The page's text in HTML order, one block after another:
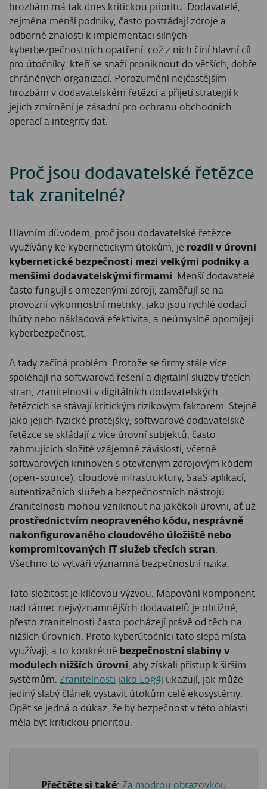
hrozbám má tak dnes kritickou prioritu. Dodavatelé,
zejména menší podniky, často postrádají zdroje a
odborné znalosti k implementaci silných
kyberbezpečnostních opatření, což z nich činí hlavní cíl
pro útočníky, kteří se snaží proniknout do větších, dobře
chráněných organizací. Porozumění nejčastějším
hrozbám v dodavatelském řetězci a přijetí strategií k
jejich zmírnění je zásadní pro ochranu obchodních
operací a integrity dat.
Proč jsou dodavatelské řetězce
tak zranitelné?
Hlavním důvodem, proč jsou dodavatelské řetězce
využívány ke kybernetickým útokům, je rozdíl v úrovni
kybernetické bezpečnosti mezi velkými podniky a
menšími dodavatelskými firmami. Menší dodavatelé
často fungují s omezenými zdroji, zaměřují se na
provozní výkonnostní metriky, jako jsou rychlé dodací
lhůty nebo nákladová efektivita, a neúmyslně opomíjejí
kyberbezpečnost.
A tady začíná problém. Protože se firmy stále více
spoléhají na softwarová řešení a digitální služby třetích
stran, zranitelnosti v digitálních dodavatelských
řetězcích se stávají kritickým rizikovým faktorem. Stejně
jako jejich fyzické protějšky, softwarové dodavatelské
řetězce se skládají z více úrovní subjektů, často
zahrnujících složité vzájemné závislosti, včetně
softwarových knihoven s otevřeným zdrojovým kódem
(open-source), cloudové infrastruktury, SaaS aplikací,
autentizačních služeb a bezpečnostních nástrojů.
Zranitelnosti mohou vzniknout na jakékoli úrovni, ať už
prostřednictvím neopraveného kódu, nesprávně
nakonfigurovaného cloudového úložiště nebo
kompromitovaných IT služeb třetích stran.
Všechno to vytváří významná bezpečnostní rizika.
Tato složitost je klíčovou výzvou. Mapování komponent
nad rámec nejvýznamnějších dodavatelů je obtížné,
přesto zranitelnosti často pocházejí právě od těch na
nižších úrovních. Proto kyberútočníci tato slepá místa
využívají, a to konkrétně bezpečnostní slabiny v
modulech nižších úrovní , aby získali přístup k širším
systémům. Zranitelnosti jako Log4j ukazují, jak může
jediný slabý článek vystavit útokům celé ekosystémy.
Opět se jedná o důkaz, že by bezpečnost v této oblasti
měla být kritickou prioritou.
Přečtěte si také: Za modrou obrazovkou